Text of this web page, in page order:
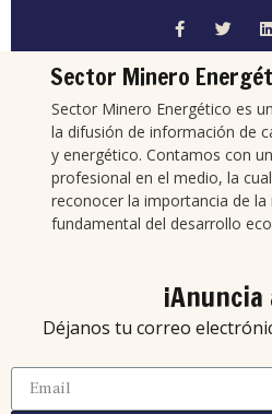
Sector Minero
Sector Minero Energético es
la difusión de información de
y energético. Contamos con
profesional en el medio, la
reconocer la importancia de
fundamental del desarrollo
Déjanos tu correo